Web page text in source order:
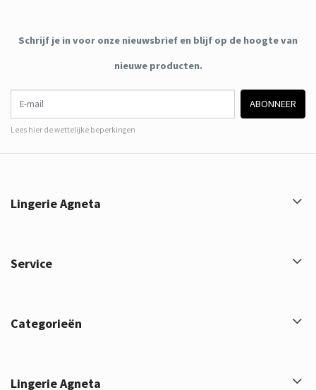
Schrijf je in voor onze nieuwsbrief en blijf op de hoogte van
nieuwe producten.
ABONNEER
Lees hier de wettelijke beperkingen
Lingerie Agneta
Service
Categorieën
Lingerie Agneta